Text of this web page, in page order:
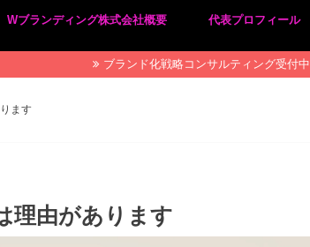
Wブランディング株式会社概要
プライバシーポリシー
特定商取引法に基づく表記
代表プロフィール
ブランド化戦略コンサルティング受付中
ます
理由があります